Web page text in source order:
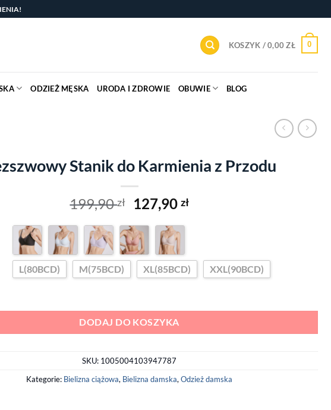
KOSZYK /0,00ZŁ 0
ODZIEŻ MĘSKA URODA I ZDROWIE OBUWIE BLOG
Stanik do Karmienia z Przodu
199,90zł
Original
price
was:
199,90 zł.
127,90 złCurrent
L(80BCD) M(75BCD) XL(85BCD) XXL(90BCD)
DODAJ DO KOSZYKA
SKU: 1005004103947787
Kategorie: Bielizna ciążowa, Bielizna damska, Odzież damska